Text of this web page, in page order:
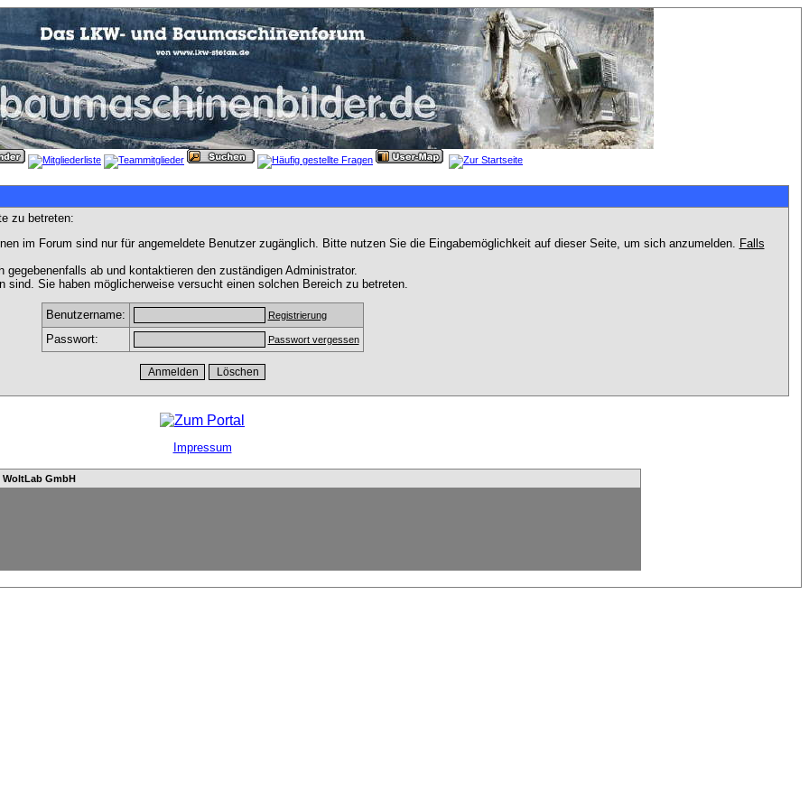
zu betreten:
im Forum sind nur für angemeldete Benutzer zugänglich. Bitte nutzen Sie die Eingabemöglichkeit auf dieser Seite, um sich anzumelden. Falls
ab und kontaktieren den zuständigen Administrator.
Sie haben möglicherweise versucht einen solchen Bereich zu betreten.
Benutzername: Registrierung
Passwort: Passwort vergessen
Impressum
WoltLab GmbH